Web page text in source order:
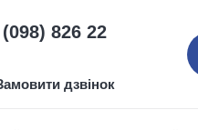
826 22
дзвінок